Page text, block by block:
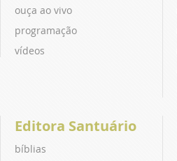
ouça ao vivo
programação
vídeos
Editora Santuário
bíblias